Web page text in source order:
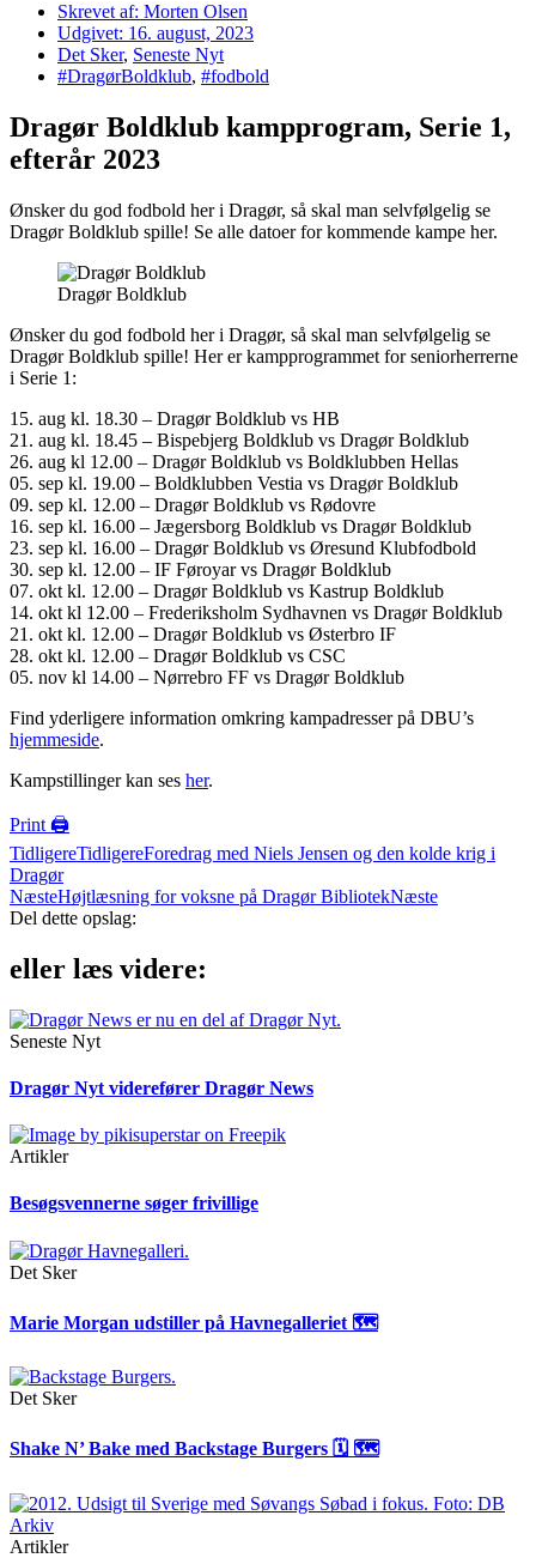
Skrevet af: Morten Olsen
Udgivet: 16. august, 2023
Det Sker, Seneste Nyt
#DragørBoldklub, #fodbold
Dragør Boldklub kampprogram, Serie 1,
efterår 2023
Ønsker du god fodbold her i Dragør, så skal man selvfølgelig se
Dragør Boldklub spille! Se alle datoer for kommende kampe her.
Dragør Boldklub
Ønsker du god fodbold her i Dragør, så skal man selvfølgelig se
Dragør Boldklub spille! Her er kampprogrammet for seniorherrerne
i Serie 1:
15. aug kl. 18.30 – Dragør Boldklub vs HB
21. aug kl. 18.45 – Bispebjerg Boldklub vs Dragør Boldklub
26. aug kl 12.00 – Dragør Boldklub vs Boldklubben Hellas
05. sep kl. 19.00 – Boldklubben Vestia vs Dragør Boldklub
09. sep kl. 12.00 – Dragør Boldklub vs Rødovre
16. sep kl. 16.00 – Jægersborg Boldklub vs Dragør Boldklub
23. sep kl. 16.00 – Dragør Boldklub vs Øresund Klubfodbold
30. sep kl. 12.00 – IF Føroyar vs Dragør Boldklub
07. okt kl. 12.00 – Dragør Boldklub vs Kastrup Boldklub
14. okt kl 12.00 – Frederiksholm Sydhavnen vs Dragør Boldklub
21. okt kl. 12.00 – Dragør Boldklub vs Østerbro IF
28. okt kl. 12.00 – Dragør Boldklub vs CSC
05. nov kl 14.00 – Nørrebro FF vs Dragør Boldklub
Find yderligere information omkring kampadresser på DBU’s
hjemmeside.
Kampstillinger kan ses her.
Print 🖨
TidligereTidligereForedrag med Niels Jensen og den kolde krig i
Dragør
NæsteHøjtlæsning for voksne på Dragør BibliotekNæste
Del dette opslag:
eller læs videre:
Seneste Nyt
Dragør Nyt viderefører Dragør News
Artikler
Besøgsvennerne søger frivillige
Det Sker
Marie Morgan udstiller på Havnegalleriet 🗺
Det Sker
Shake N’ Bake med Backstage Burgers 🗓 🗺
Artikler